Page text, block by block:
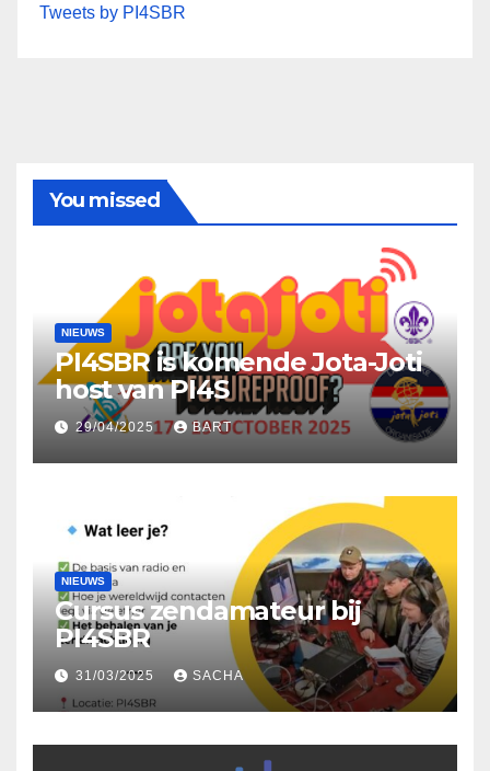
Tweets by PI4SBR
You missed
NIEUWS
PI4SBR is komende Jota-Joti
host van PI4S
29/04/2025 BART
NIEUWS
Cursus zendamateur bij
PI4SBR
31/03/2025 SACHA